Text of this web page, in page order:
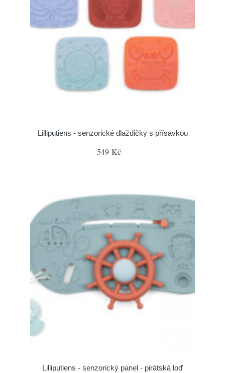
Lilliputiens - senzorické dlaždičky s přísavkou
549 Kč
Lilliputiens - senzorický panel - pirátská loď